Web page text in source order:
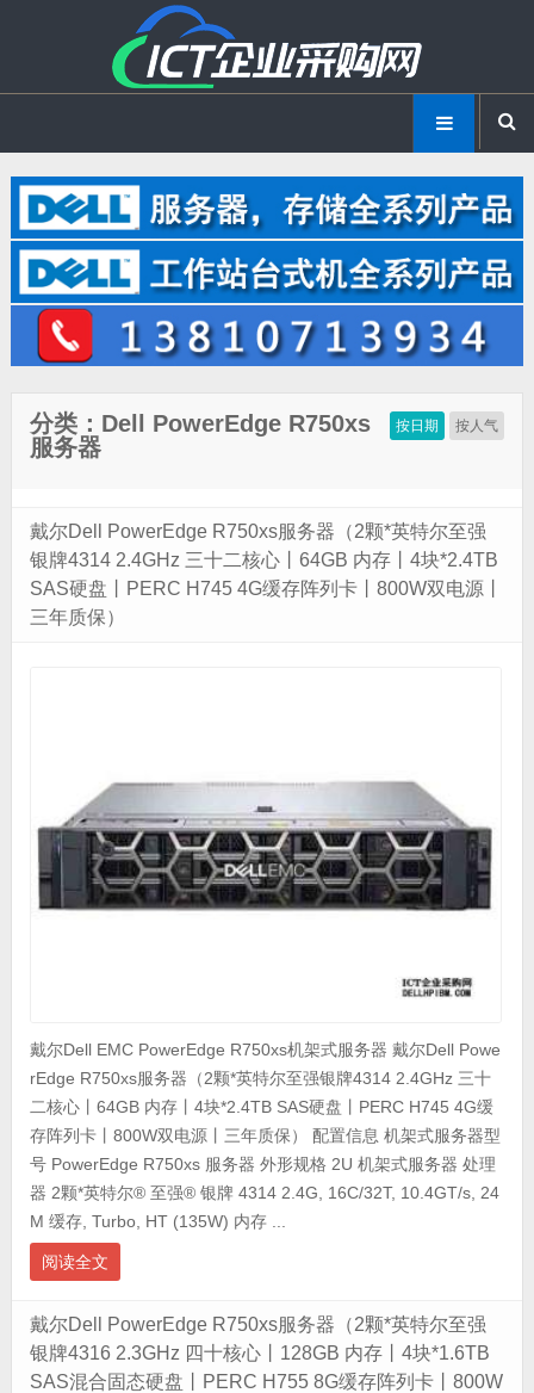
按日期 按人气
分类：Dell PowerEdge R750xs
服务器
戴尔Dell PowerEdge R750xs服务器（2颗*英特尔至强
银牌4314 2.4GHz 三十二核心丨64GB 内存丨4块*2.4TB
SAS硬盘丨PERC H745 4G缓存阵列卡丨800W双电源丨
三年质保）
戴尔Dell EMC PowerEdge R750xs机架式服务器 戴尔Dell Powe
rEdge R750xs服务器（2颗*英特尔至强银牌4314 2.4GHz 三十
二核心丨64GB 内存丨4块*2.4TB SAS硬盘丨PERC H745 4G缓
存阵列卡丨800W双电源丨三年质保） 配置信息 机架式服务器型
号 PowerEdge R750xs 服务器 外形规格 2U 机架式服务器 处理
器 2颗*英特尔® 至强® 银牌 4314 2.4G, 16C/32T, 10.4GT/s, 24
M 缓存, Turbo, HT (135W) 内存 ...
阅读全文
戴尔Dell PowerEdge R750xs服务器（2颗*英特尔至强
银牌4316 2.3GHz 四十核心丨128GB 内存丨4块*1.6TB
SAS混合固态硬盘丨PERC H755 8G缓存阵列卡丨800W